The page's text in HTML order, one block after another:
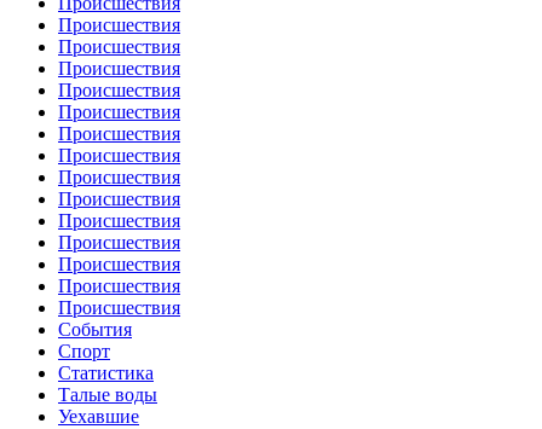
Происшествия
Происшествия
Происшествия
Происшествия
Происшествия
Происшествия
Происшествия
Происшествия
Происшествия
Происшествия
Происшествия
Происшествия
Происшествия
Происшествия
События
Спорт
Статистика
Талые воды
Уехавшие